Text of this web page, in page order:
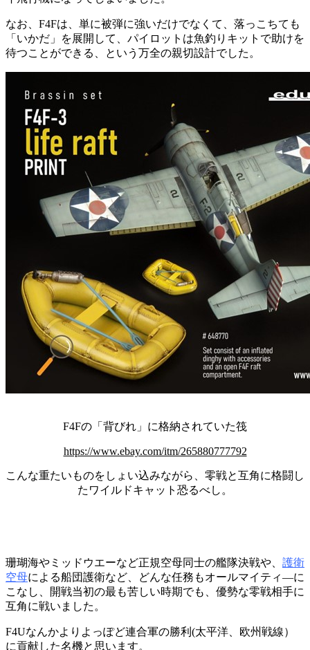
なお、F4Fは、単に被弾に強いだけでなくて、落っこちても
「いかだ」を展開して、パイロットは魚釣りキットで助けを
待つことができる、という万全の親切設計でした。
F4Fの「背びれ」に格納されていた筏
https://www.ebay.com/itm/265880777792
こんな重たいものをしょい込みながら、零戦と互角に格闘し
たワイルドキャット恐るべし。
珊瑚海やミッドウエーなど正規空母同士の艦隊決戦や、 護衛
空母による船団護衛など、どんな任務もオールマイティ―に
こなし、開戦当初の最も苦しい時期でも、優勢な零戦相手に
互角に戦いました。
F4Uなんかよりよっぽど連合軍の勝利(太平洋、欧州戦線）
に貢献した名機と思います。